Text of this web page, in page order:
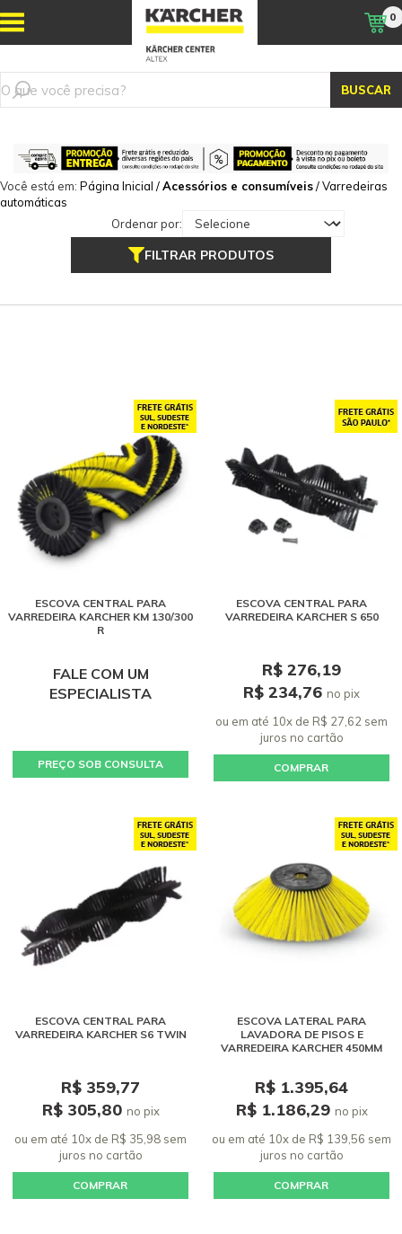
BUSCAR
0
Você está em: Página Inicial /Acessórios e consumíveis/Varredeiras
automáticas
Ordenar por:
FILTRAR PRODUTOS
ESCOVA CENTRAL PARA
VARREDEIRA KARCHER KM 130/300
R
FALE COM UM
ESPECIALISTA
PREÇO SOB CONSULTA
ESCOVA CENTRAL PARA
VARREDEIRA KARCHER S 650
R$ 276,19
R$ 234,76 no pix
ou em até 10x de R$ 27,62 sem
juros no cartão
COMPRAR
ESCOVA CENTRAL PARA
VARREDEIRA KARCHER S6 TWIN
R$ 359,77
R$ 305,80 no pix
ou em até 10x de R$ 35,98 sem
juros no cartão
COMPRAR
ESCOVA LATERAL PARA
LAVADORA DE PISOS E
VARREDEIRA KARCHER 450MM
R$ 1.395,64
R$ 1.186,29 no pix
ou em até 10x de R$ 139,56 sem
juros no cartão
COMPRAR